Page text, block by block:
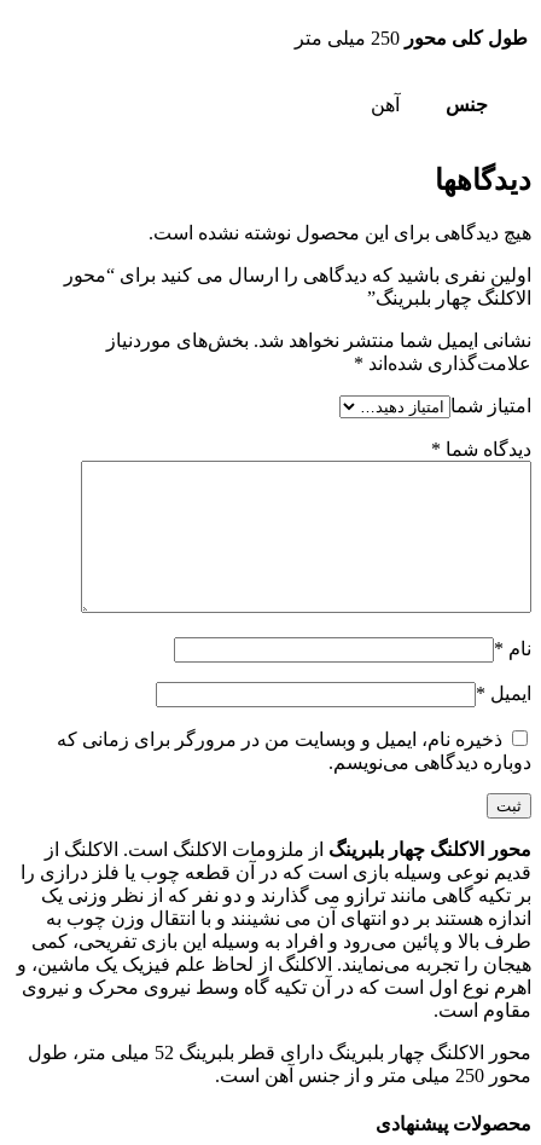
طول کلی محور 250 میلی متر
جنس آهن
دیدگاهها
هیچ دیدگاهی برای این محصول نوشته نشده است.
اولین نفری باشید که دیدگاهی را ارسال می کنید برای “محور
الاکلنگ چهار بلبرینگ”
نشانی ایمیل شما منتشر نخواهد شد. بخش‌های موردنیاز
علامت‌گذاری شده‌اند *
امتیاز شما
دیدگاه شما *
نام *
ایمیل *
ذخیره نام، ایمیل و وبسایت من در مرورگر برای زمانی که
دوباره دیدگاهی می‌نویسم.
محور الاکلنگ چهار بلبرینگ از ملزومات الاکلنگ است. الاکلنگ از
قدیم نوعی وسیله بازی است که در آن قطعه چوب یا فلز درازی را
بر تکیه گاهی مانند ترازو می گذارند و دو نفر که از نظر وزنی یک
اندازه هستند بر دو انتهای آن می نشینند و با انتقال وزن چوب به
طرف بالا و پائین می‌رود و افراد به وسیله این بازی تفریحی، کمی
هیجان را تجربه می‌نمایند. الاکلنگ از لحاظ علم فیزیک یک ماشین، و
اهرم نوع اول است که در آن تکیه گاه وسط نیروی محرک و نیروی
مقاوم است.
محور الاکلنگ چهار بلبرینگ دارای قطر بلبرینگ 52 میلی متر، طول
محور 250 میلی متر و از جنس آهن است.
محصولات پیشنهادی